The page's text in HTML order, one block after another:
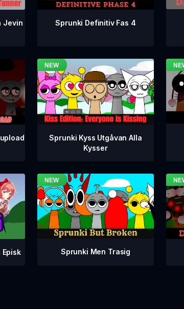
Jevin
Sprunki Definitiv Fas 4
Sprunki Kyss Utgåvan Alla
Kysser
Sprunki Men Trasig